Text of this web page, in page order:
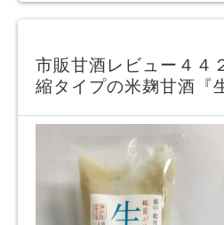
市販甘酒レビュー４４
縮タイプの米麹甘酒『